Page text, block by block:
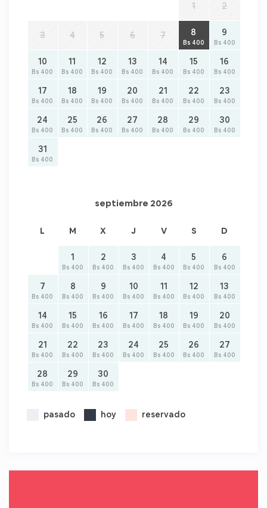
1 2
3 4 5 6 7 8
Bs 400
9
Bs 400
10
Bs 400
11
Bs 400
12
Bs 400
13
Bs 400
14
Bs 400
15
Bs 400
16
Bs 400
17
Bs 400
18
Bs 400
19
Bs 400
20
Bs 400
21
Bs 400
22
Bs 400
23
Bs 400
24
Bs 400
25
Bs 400
26
Bs 400
27
Bs 400
28
Bs 400
29
Bs 400
30
Bs 400
31
Bs 400
septiembre 2026
L M X J V S D
1
Bs 400
2
Bs 400
3
Bs 400
4
Bs 400
5
Bs 400
6
Bs 400
7
Bs 400
8
Bs 400
9
Bs 400
10
Bs 400
11
Bs 400
12
Bs 400
13
Bs 400
14
Bs 400
15
Bs 400
16
Bs 400
17
Bs 400
18
Bs 400
19
Bs 400
20
Bs 400
21
Bs 400
22
Bs 400
23
Bs 400
24
Bs 400
25
Bs 400
26
Bs 400
27
Bs 400
28
Bs 400
29
Bs 400
30
Bs 400
pasado hoy reservado